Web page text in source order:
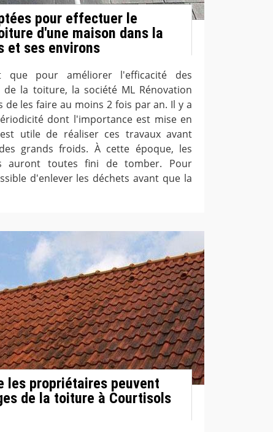
pour effectuer le
d'une maison dans la
et ses environs
pour améliorer l'efficacité des
la toiture, la société ML Rénovation
les faire au moins 2 fois par an. Il y a
dont l'importance est mise en
utile de réaliser ces travaux avant
grands froids. À cette époque, les
auront toutes fini de tomber. Pour
d'enlever les déchets avant que la
les propriétaires peuvent
de la toiture à Courtisols